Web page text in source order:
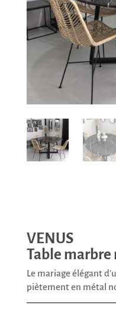
VENUS
Table
Le mariage élégant
piètement en métal